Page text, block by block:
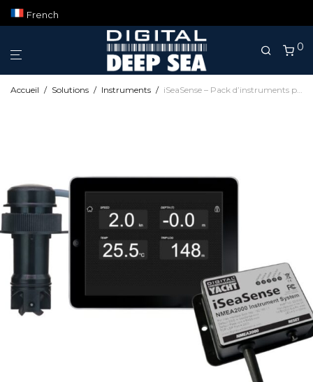
French
0
Accueil / Solutions / Instruments / iSeaSense – Pack d’instruments pour bateau